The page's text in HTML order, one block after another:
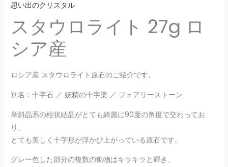
思い出のクリスタル
スタウロライト 27g ロ
シア産
ロシア産 スタウロライト原石のご紹介です。
別名：十字石 ／ 妖精の十字架 ／ フェアリーストーン
単斜晶系の柱状結晶がとても綺麗に90度の角度で交わってお
り、
とても美しく十字形が浮かび上がっている原石です。
グレー色した部分の複数の鉱物はキラキラと輝き、